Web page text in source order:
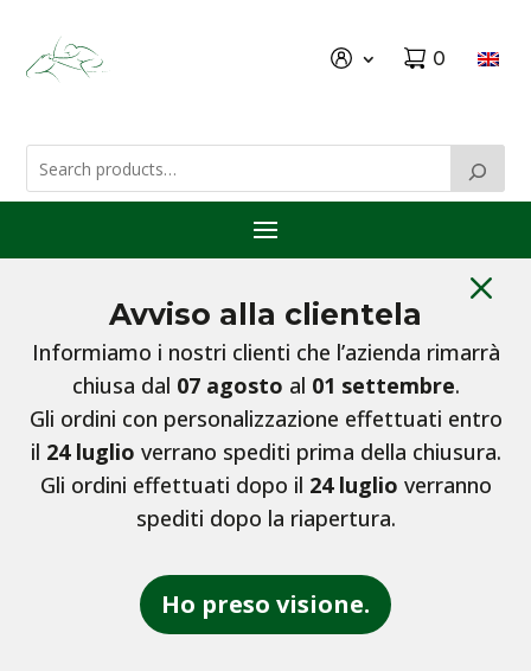
0
M
Avviso alla clientela
Informiamo i nostri clienti che l’azienda rimarrà
chiusa dal 07 agosto al 01 settembre.
Gli ordini con personalizzazione effettuati entro
il 24 luglio verrano spediti prima della chiusura.
Gli ordini effettuati dopo il 24 luglio verranno
spediti dopo la riapertura.
Ho preso visione.